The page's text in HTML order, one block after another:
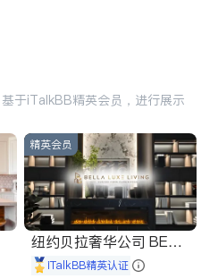
于iTalkBB精英会员，进行展示
精英会员
纽约贝拉奢华公司 BELL
A LUXE
iTalkBB精英认证